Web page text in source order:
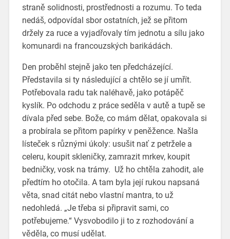
straně solidnosti, prostřednosti a rozumu. To teda
nedáš, odpovídal sbor ostatních, jež se přitom
držely za ruce a vyjadřovaly tím jednotu a sílu jako
komunardi na francouzských barikádách.
Den proběhl stejně jako ten předcházející.
Představila si ty následující a chtělo se jí umřít.
Potřebovala radu tak naléhavě, jako potápěč
kyslík. Po odchodu z práce seděla v autě a tupě se
dívala před sebe. Bože, co mám dělat, opakovala si
a probírala se přitom papírky v peněžence. Našla
lísteček s různými úkoly: usušit nať z petržele a
celeru, koupit skleničky, zamrazit mrkev, koupit
bedničky, vosk na trámy. Už ho chtěla zahodit, ale
předtím ho otočila. A tam byla její rukou napsaná
věta, snad citát nebo vlastní mantra, to už
nedohledá. „Je třeba si připravit sami, co
potřebujeme.“ Vysvobodilo ji to z rozhodování a
věděla, co musí udělat.